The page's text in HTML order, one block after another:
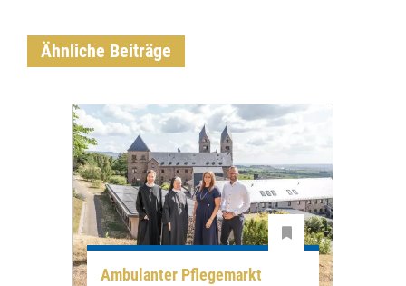
Ähnliche Beiträge
Ambulanter Pflegemarkt